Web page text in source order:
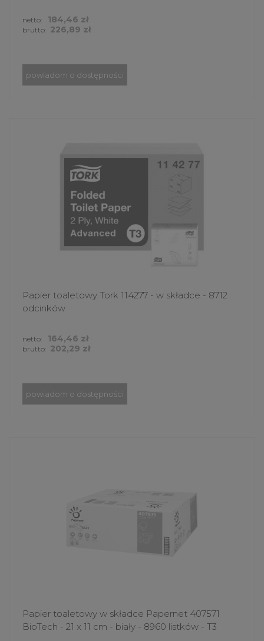
brutto: 226,89 zł
netto: 184,46 zł
powiadom o dostępności
Papier toaletowy Tork 114277 - w składce - 8712
odcinków
brutto: 202,29 zł
netto: 164,46 zł
powiadom o dostępności
Papier toaletowy w składce Papernet 407571
BioTech - 21 x 11 cm - biały - 8960 listków - T3